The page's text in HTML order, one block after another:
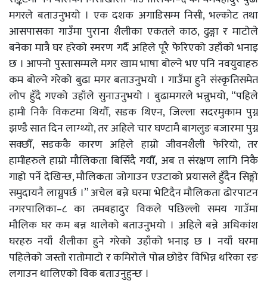
मगरले बताउनुभयो । एक दशक अगाडिसम्म निसी, भल्कोट तथा
आसपासका गाउँमा पुराना शैलीका एकतले काठ, ढुङ्गा र माटोले
बनेका मात्रै घर हरेको स्मरण गर्दै अहिले पूरै फेरिएको उहाँको भनाइ
छ । आफ्नो पुस्तासम्मले मगर खाम भाषा बोल्ने भए पनि नवयुवाहरु
कम बोल्ने गरेको बुढा मगर बताउनुभयो । गाउँमा हुने संस्कृतिसमेत
लोप हुँदै गएको उहाँले सुनाउनुभयो । बुढामगरले भन्नुभयो, “पहिले
हामी निकै विकटमा थियौँ, सडक थिएन, जिल्ला सदरमुकाम पुग्न
झण्डै सात दिन लाग्थ्यो, तर अहिले चार घण्टामै बागलुङ बजारमा पुग्न
सक्छौँ, सडककै कारण अहिले हाम्रो जीवनशैली फेरियो, तर
हामीहरुले हाम्रो मौलिकता बिर्सिदै गयौँ, अब त संरक्षण लागि निकै
गाह्रो पर्ने देखिन्छ, मौलिकता जोगाउन एउटाको प्रयासले हुँदैन सिङ्गो
समुदायनै लाग्नुपर्छ ।” अचेल बन्ने घरमा भेटिदैन मौलिकता ढोरपाटन
नगरपालिका–८ का तमबहादुर विकले पछिल्लो समय गाउँमा
मौलिक घर कम बन्न थालेको बताउनुभयो । अहिले बन्ने अधिकांश
घरहरु नयाँ शैलीका हुने गरेको उहाँको भनाइ छ । नयाँ घरमा
पहिलेको जस्तो रातोमाटो र कमिरोले पोत्न छोडेर विभिन्न थरिका रङ
लगाउन थालिएको विक बताउनुहुन्छ ।